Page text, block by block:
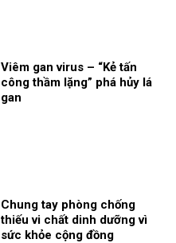
Viêm gan virus – “Kẻ tấn
công thầm lặng” phá hủy lá
gan
Chung tay phòng chống
thiếu vi chất dinh dưỡng vì
sức khỏe cộng đồng